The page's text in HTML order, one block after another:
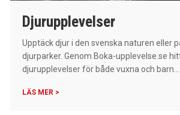
Djurupplevelser
Upptäck djur i den svenska naturen eller
djurparker. Genom Boka-upplevelse.se
djurupplevelser för både vuxna och barn....
LÄS MER >